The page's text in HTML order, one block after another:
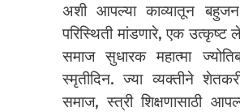
अशी आपल्या काव्यातून बहुजन
परिस्थिती मांडणारे, एक उत्कृष्ट
समाज सुधारक महात्मा
स्मृतीदिन. ज्या व्यक्तीने
समाज, स्त्री शिक्षणासाठी